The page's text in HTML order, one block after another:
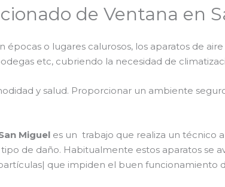
de Ventana en
o lugares calurosos, los aparatos de
etc, cubriendo la necesidad de
y salud. Proporcionar un ambiente
Miguel es un trabajo que realiza un técnico
de daño. Habitualmente estos aparatos se
que impiden el buen funcionamiento